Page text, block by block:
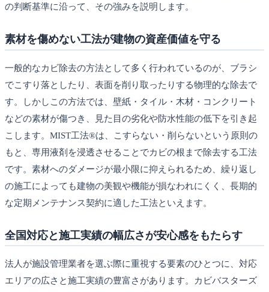
の判断基準に沿って、その強みを説明します。
素材を傷めない工法が建物の資産価値を守る
一般的なカビ除去の方法として多く行われているのが、ブラシ
でこすり落としたり、表面を削り取ったりする物理的な除去で
す。しかしこの方法では、壁紙・タイル・木材・コンクリート
などの素材が傷つき、見た目の劣化や防水性能の低下を引き起
こします。MIST工法®は、こすらない・削らないという原則の
もと、専用液剤を浸透させることでカビの根まで除去する工法
です。素材へのダメージが最小限に抑えられるため、繰り返し
の施工によっても建物の美観や機能が損なわれにくく、長期的
な定期メンテナンス契約に適した工法といえます。
全国対応と施工実績の幅広さが安心感をもたらす
法人が施設管理業者を選ぶ際に重視する要素のひとつに、対応
エリアの広さと施工実績の豊富さがあります。カビバスターズ